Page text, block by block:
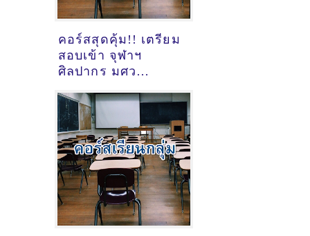
คอร์สสุดคุ้ม!! เตรียม
สอบเข้า จุฬาฯ
ศิลปากร มศว
ลาดกระบัง บางมด
เพาะช่าง ช่างศิลป์
วิชาศิลปะที่อ.เมือง
ต.ปากน้ำ ติดBTS แพ
รกษา [TS-3132-7-4]